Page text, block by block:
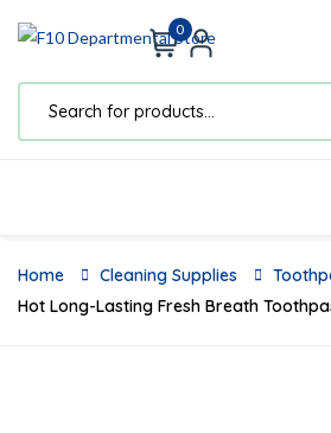
0
Home Cleaning Supplies
Hot Long-Lasting Fresh Breath